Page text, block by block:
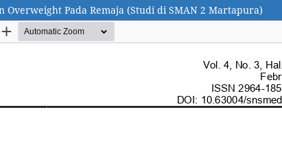
Overweight Pada Remaja (Studi di SMAN 2 Martapura)